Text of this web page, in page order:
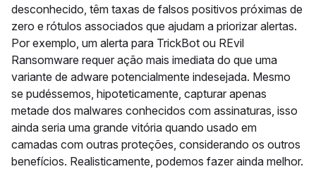
desconhecido, têm taxas de falsos positivos próximas de
zero e rótulos associados que ajudam a priorizar alertas.
Por exemplo, um alerta para TrickBot ou REvil
Ransomware requer ação mais imediata do que uma
variante de adware potencialmente indesejada. Mesmo
se pudéssemos, hipoteticamente, capturar apenas
metade dos malwares conhecidos com assinaturas, isso
ainda seria uma grande vitória quando usado em
camadas com outras proteções, considerando os outros
benefícios. Realisticamente, podemos fazer ainda melhor.